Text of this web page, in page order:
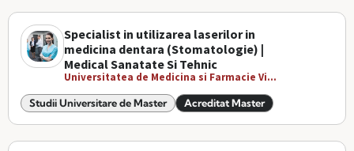
Specialist in utilizarea laserilor in
medicina dentara (Stomatologie) |
Medical Sanatate Si Tehnic
Universitatea de Medicina si Farmacie Vi...
Studii Universitare de Master Acreditat Master